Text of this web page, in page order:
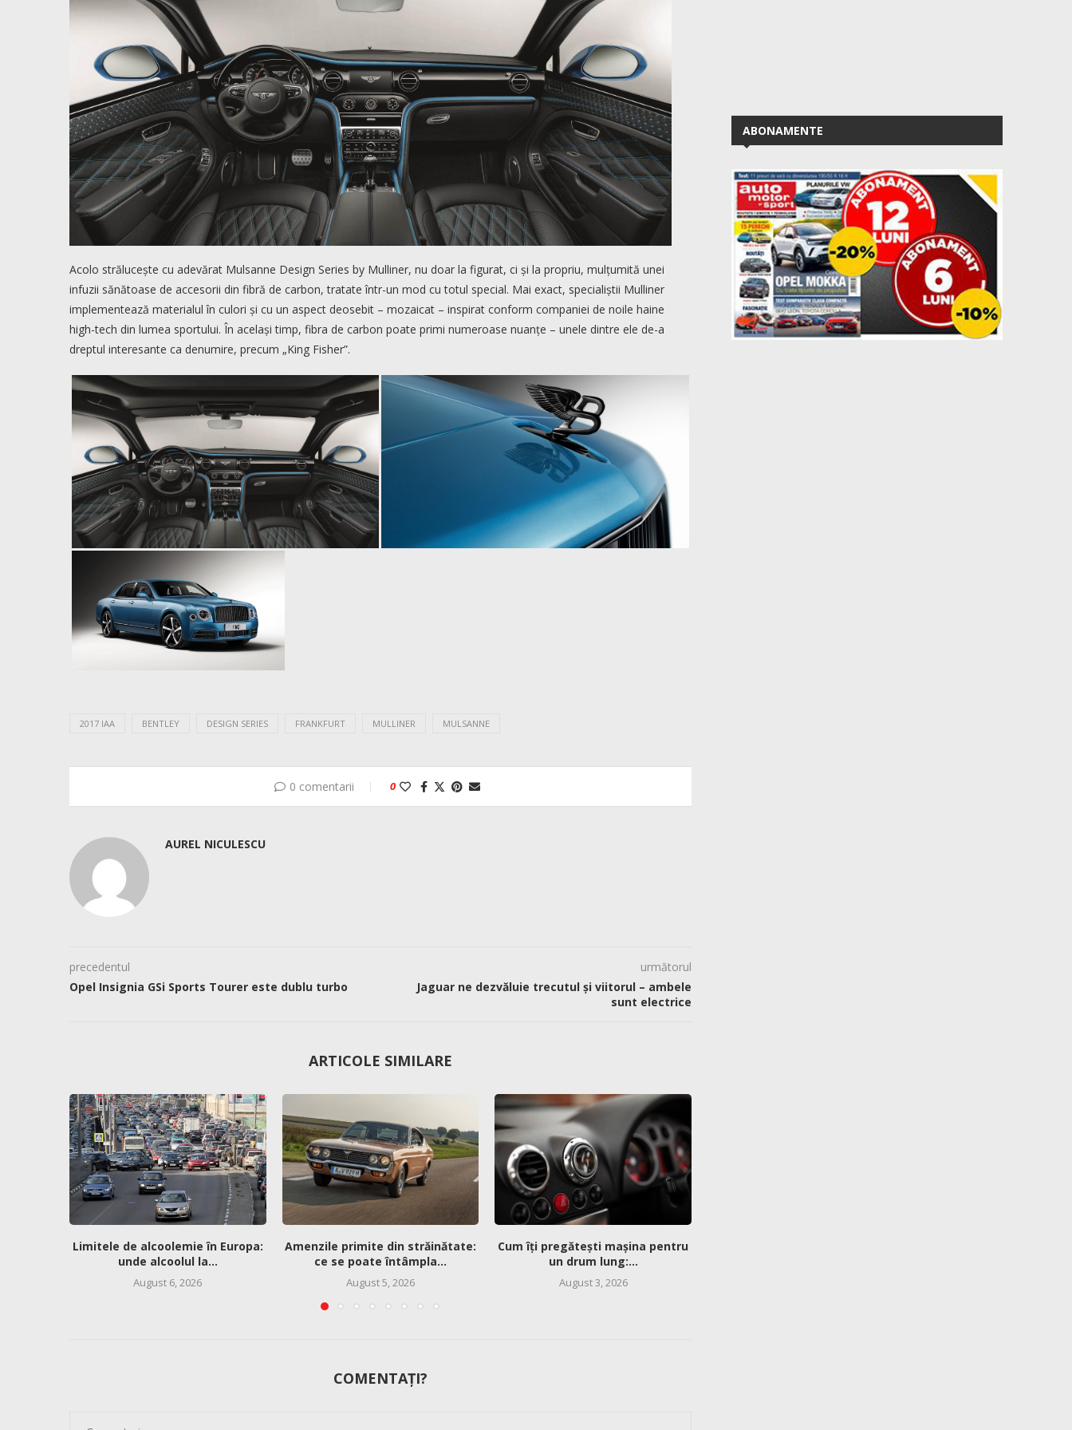
Acolo strălucește cu adevărat Mulsanne Design Series by Mulliner, nu doar la figurat, ci și la propriu, mulțumită unei
infuzii sănătoase de accesorii din fibră de carbon, tratate într-un mod cu totul special. Mai exact, specialiștii Mulliner
implementează materialul în culori și cu un aspect deosebit – mozaicat – inspirat conform companiei de noile haine
high-tech din lumea sportului. În același timp, fibra de carbon poate primi numeroase nuanțe – unele dintre ele de-a
dreptul interesante ca denumire, precum „King Fisher”.
2017 IAA BENTLEY DESIGN SERIES FRANKFURT MULLINER MULSANNE
0 comentarii 0
AUREL NICULESCU
precedentul
Opel Insignia GSi Sports Tourer este dublu turbo
următorul
Jaguar ne dezvăluie trecutul și viitorul – ambele
sunt electrice
ARTICOLE SIMILARE
Limitele de alcoolemie în Europa:
unde alcoolul la...
August 6, 2026
Amenzile primite din străinătate:
ce se poate întâmpla...
August 5, 2026
Cum îți pregătești mașina pentru
un drum lung:...
August 3, 2026
COMENTAȚI?
ABONAMENTE